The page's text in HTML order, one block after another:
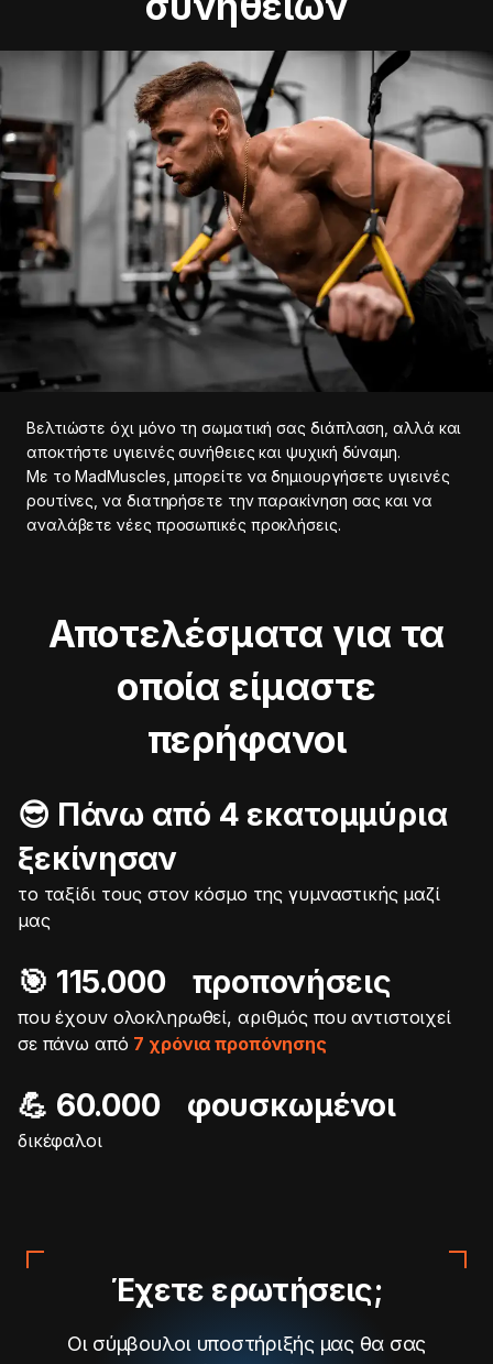
Βελτιώστε όχι μόνο τη σωματική σας διάπλαση, αλλά και
αποκτήστε υγιεινές συνήθειες και ψυχική δύναμη.
Με το MadMuscles, μπορείτε να δημιουργήσετε υγιεινές
ρουτίνες, να διατηρήσετε την παρακίνηση σας και να
αναλάβετε νέες προσωπικές προκλήσεις.
Αποτελέσματα για τα
οποία είμαστε
περήφανοι
😎 Πάνω από 4 εκατομμύρια
ξεκίνησαν
το ταξίδι τους στον κόσμο της γυμναστικής μαζί
μας
🎯️ 115.000 προπονήσεις
που έχουν ολοκληρωθεί, αριθμός που αντιστοιχεί
σε πάνω από 7 χρόνια προπόνησης
💪 60.000 φουσκωμένοι
δικέφαλοι
Έχετε ερωτήσεις;
Οι σύμβουλοι υποστήριξής μας θα σας